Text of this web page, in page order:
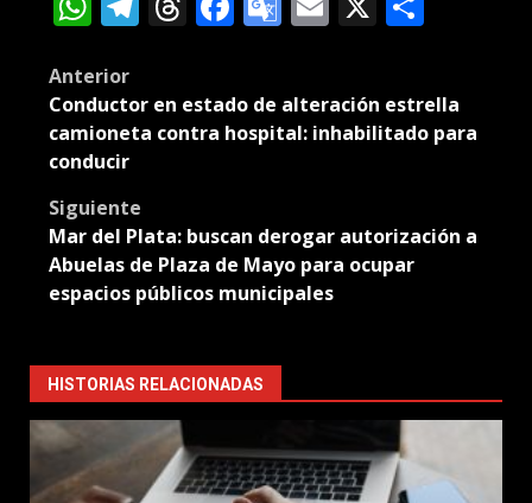
Post
navigation
Anterior
Conductor en estado de alteración estrella
camioneta contra hospital: inhabilitado para
conducir
Siguiente
Mar del Plata: buscan derogar autorización a
Abuelas de Plaza de Mayo para ocupar
espacios públicos municipales
HISTORIAS RELACIONADAS